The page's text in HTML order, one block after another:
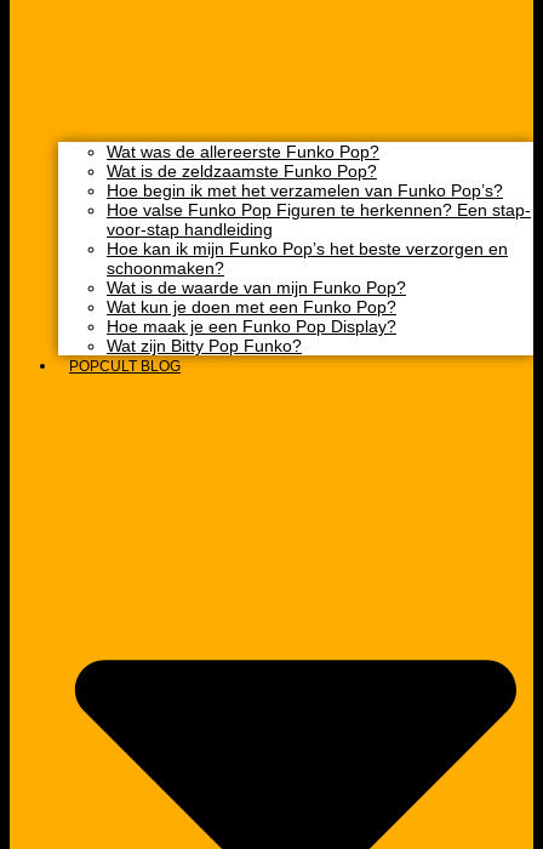
Wat was de allereerste Funko Pop?
Wat is de zeldzaamste Funko Pop?
Hoe begin ik met het verzamelen van Funko Pop’s?
Hoe valse Funko Pop Figuren te herkennen? Een stap-
voor-stap handleiding
Hoe kan ik mijn Funko Pop’s het beste verzorgen en
schoonmaken?
Wat is de waarde van mijn Funko Pop?
Wat kun je doen met een Funko Pop?
Hoe maak je een Funko Pop Display?
Wat zijn Bitty Pop Funko?
POPCULT BLOG